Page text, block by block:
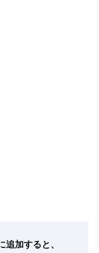
追加すると、